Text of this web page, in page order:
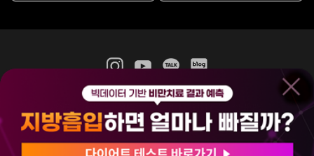
365mc 병·의원 이용약관
홈페이지 이용약관
비급여진료수가
(주)365mcㅣ서울특별시 서초구 서초대로52길 7, 3~4층(서초동, 제일빌딩)
120-87-04354ㅣ김남철